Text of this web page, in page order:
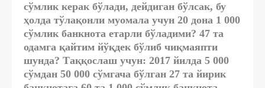
сўмлик керак бўлади, дейдиган бўлсак, бу
ҳолда тўлақонли муомала учун 20 дона 1 000
сўмлик банкнота етарли бўладими? 47 та
одамга қайтим йўқдек бўлиб чиқмаяпти
шунда? Таққослаш учун: 2017 йилда 5 000
сўмдан 50 000 сўмгача бўлган 27 та йирик